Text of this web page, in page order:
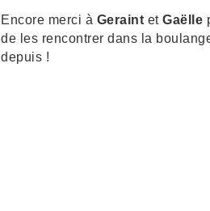
Encore merci à Geraint et Gaëlle
de les rencontrer dans la
depuis !